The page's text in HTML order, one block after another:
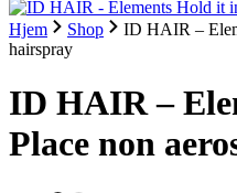
Hjem Shop
ID HAIR –
hairspray
ID HAIR –
Place non